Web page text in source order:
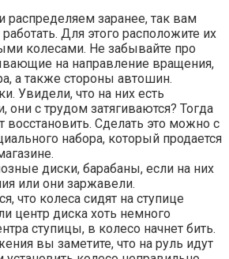
заранее, так вам
Для этого расположите их
колесами. Не забывайте про
на направление вращения,
а также стороны автошин.
Увидели, что на них есть
они с трудом затягиваются? Тогда
восстановить. Сделать это можно с
набора, который продается
диски, барабаны, если на них
или они заржавели.
что колеса сидят на ступице
центр диска хоть немного
ступицы, в колесо начнет бить.
вы заметите, что на руль идут